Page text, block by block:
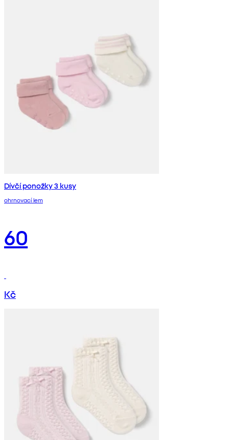
Dívčí ponožky 3 kusy
ohrnovací lem
60
Kč